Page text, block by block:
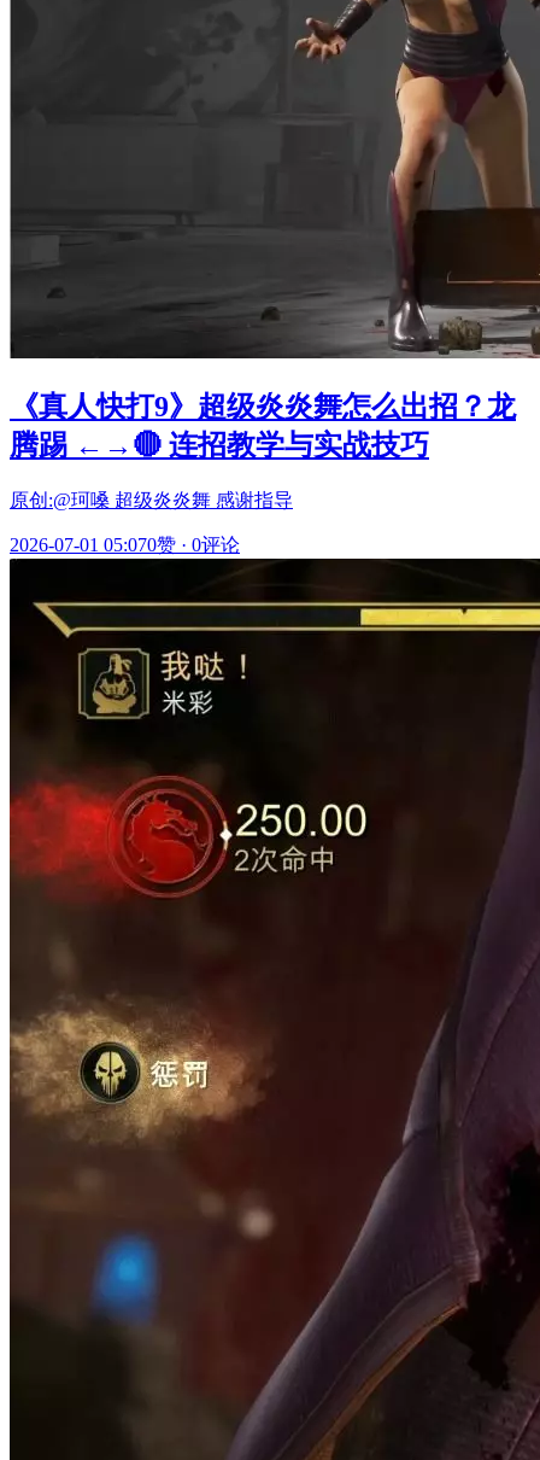
《真人快打9》超级炎炎舞怎么出招？龙
腾踢 ←→🔴 连招教学与实战技巧
原创:@珂嗓 超级炎炎舞 感谢指导
2026-07-01 05:070赞 · 0评论